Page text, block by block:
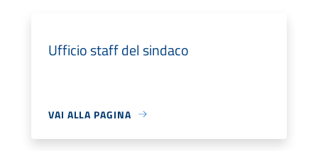
Ufficio staff del sindaco
VAI ALLA PAGINA